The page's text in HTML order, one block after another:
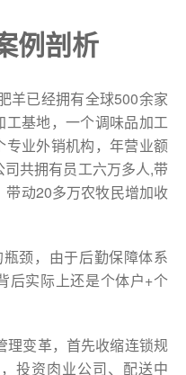
例剖析
羊已经拥有全球500余家
基地，一个调味品加工
业外销机构，年营业额
共拥有员工六万多人,带
动20多万农牧民增加收
颈，由于后勤保障体系
后实际上还是个体户+个
理变革，首先收缩连锁规
投资肉业公司、配送中